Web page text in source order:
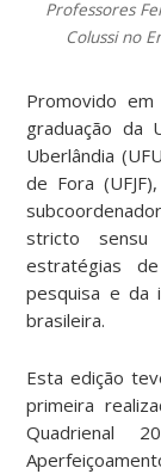
Professores
Colussi no
Promovido
graduação da
Uberlândia
de Fora
stricto
estratégias
pesquisa e da
brasileira.
Esta edição
primeira
Quadrienal